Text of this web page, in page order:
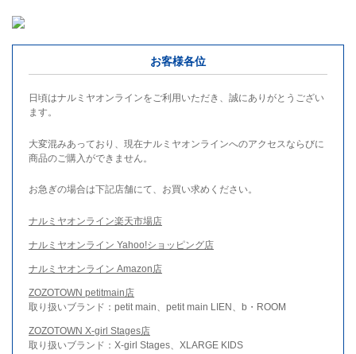
お客様各位
日頃はナルミヤオンラインをご利用いただき、誠にありがとうござい
ます。
大変混みあっており、現在ナルミヤオンラインへのアクセスならびに
商品のご購入ができません。
お急ぎの場合は下記店舗にて、お買い求めください。
ナルミヤオンライン楽天市場店
ナルミヤオンライン Yahoo!ショッピング店
ナルミヤオンライン Amazon店
ZOZOTOWN petitmain店
取り扱いブランド：petit main、petit main LIEN、b・ROOM
ZOZOTOWN X-girl Stages店
取り扱いブランド：X-girl Stages、XLARGE KIDS